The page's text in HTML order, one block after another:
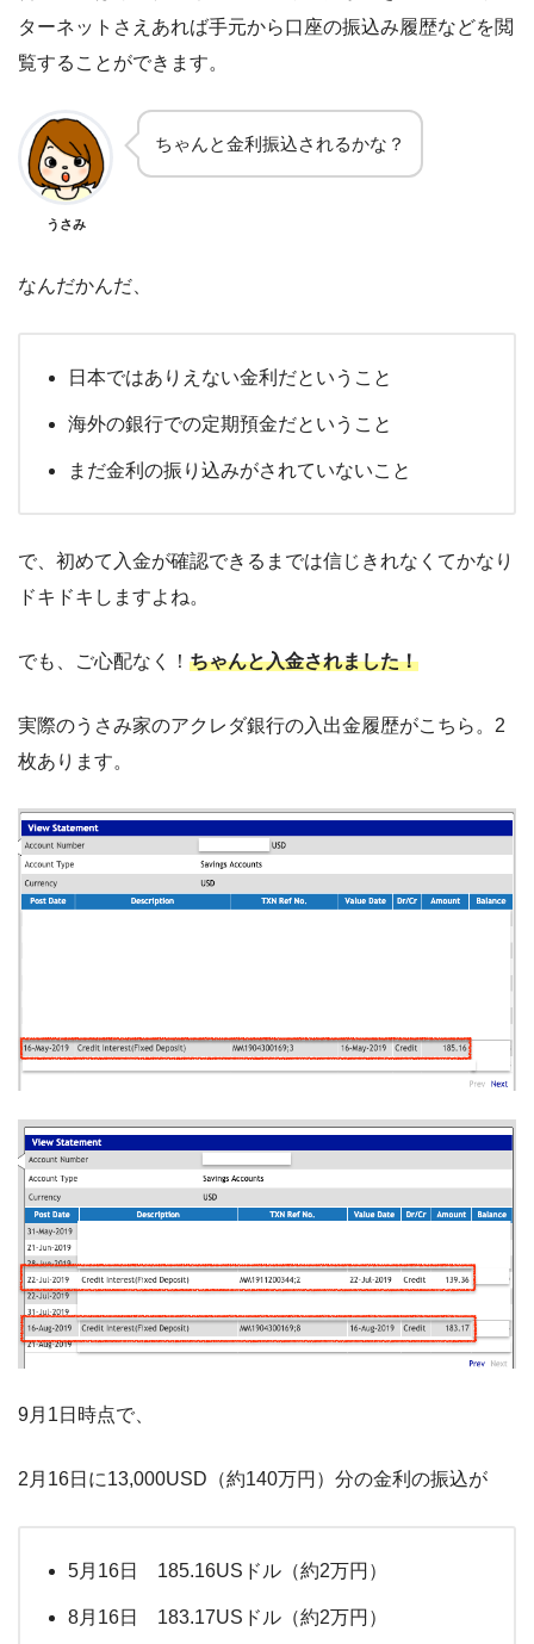
ターネットさえあれば手元から口座の振込み履歴などを閲
覧することができます。
うさみ
ちゃんと金利振込されるかな？
なんだかんだ、
日本ではありえない金利だということ
海外の銀行での定期預金だということ
まだ金利の振り込みがされていないこと
で、初めて入金が確認できるまでは信じきれなくてかなり
ドキドキしますよね。
でも、ご心配なく！ ちゃんと入金されました！
実際のうさみ家のアクレダ銀行の入出金履歴がこちら。2
枚あります。
9月1日時点で、
2月16日に13,000USD（約140万円）分の金利の振込が
5月16日 185.16USドル（約2万円）
8月16日 183.17USドル（約2万円）